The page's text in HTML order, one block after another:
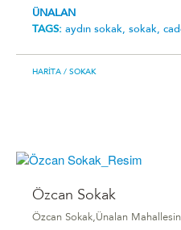
ÜNALAN
TAGS: aydın sokak, sokak,
HARITA / SOKAK
Özcan Sokak
Özcan Sokak,Ünalan